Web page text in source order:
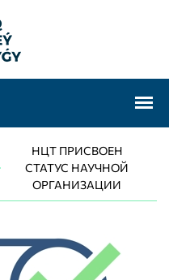
НЦТ ПРИСВОЕН
СТАТУС НАУЧНОЙ
ОРГАНИЗАЦИИ